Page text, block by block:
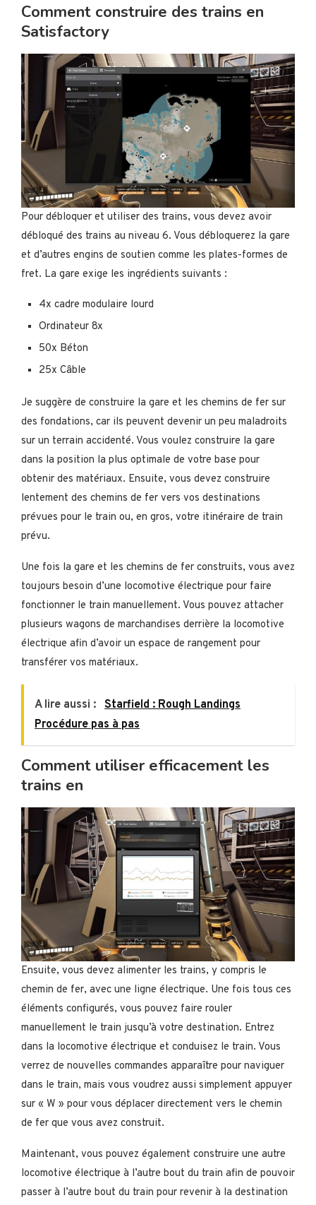
Comment construire des trains en
Satisfactory
Pour débloquer et utiliser des trains, vous devez avoir
débloqué des trains au niveau 6. Vous débloquerez la gare
et d’autres engins de soutien comme les plates-formes de
fret. La gare exige les ingrédients suivants :
4x cadre modulaire lourd
Ordinateur 8x
50x Béton
25x Câble
Je suggère de construire la gare et les chemins de fer sur
des fondations, car ils peuvent devenir un peu maladroits
sur un terrain accidenté. Vous voulez construire la gare
dans la position la plus optimale de votre base pour
obtenir des matériaux. Ensuite, vous devez construire
lentement des chemins de fer vers vos destinations
prévues pour le train ou, en gros, votre itinéraire de train
prévu.
Une fois la gare et les chemins de fer construits, vous avez
toujours besoin d’une locomotive électrique pour faire
fonctionner le train manuellement. Vous pouvez attacher
plusieurs wagons de marchandises derrière la locomotive
électrique afin d’avoir un espace de rangement pour
transférer vos matériaux.
A lire aussi : Starfield : Rough Landings
Procédure pas à pas
Comment utiliser efficacement les
trains en
Ensuite, vous devez alimenter les trains, y compris le
chemin de fer, avec une ligne électrique. Une fois tous ces
éléments configurés, vous pouvez faire rouler
manuellement le train jusqu’à votre destination. Entrez
dans la locomotive électrique et conduisez le train. Vous
verrez de nouvelles commandes apparaître pour naviguer
dans le train, mais vous voudrez aussi simplement appuyer
sur « W » pour vous déplacer directement vers le chemin
de fer que vous avez construit.
Maintenant, vous pouvez également construire une autre
locomotive électrique à l’autre bout du train afin de pouvoir
passer à l’autre bout du train pour revenir à la destination